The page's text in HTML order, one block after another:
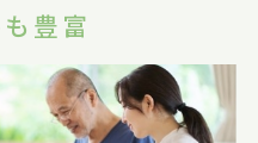
豊富